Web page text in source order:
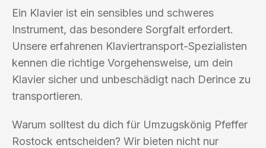
Ein Klavier ist ein sensibles und schweres
Instrument, das besondere Sorgfalt erfordert.
Unsere erfahrenen Klaviertransport-Spezialisten
kennen die richtige Vorgehensweise, um dein
Klavier sicher und unbeschädigt nach Derince zu
transportieren.
Warum solltest du dich für Umzugskönig Pfeffer
Rostock entscheiden? Wir bieten nicht nur